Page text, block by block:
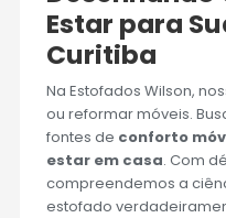
Estar para
Curitiba
Na Estofados Wilson,
ou reformar móveis.
fontes de conforto
estar em casa. Com
compreendemos a
estofado